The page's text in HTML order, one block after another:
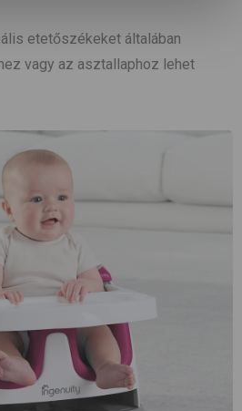
etetőszékeket általában
vagy az asztallaphoz lehet